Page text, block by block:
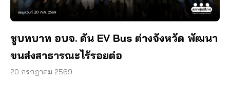
ชูบทบาท อบจ. ดัน EV Bus ต่างจังหวัด พัฒนา
ขนส่งสาธารณะไร้รอยต่อ
20 กรกฎาคม 2569